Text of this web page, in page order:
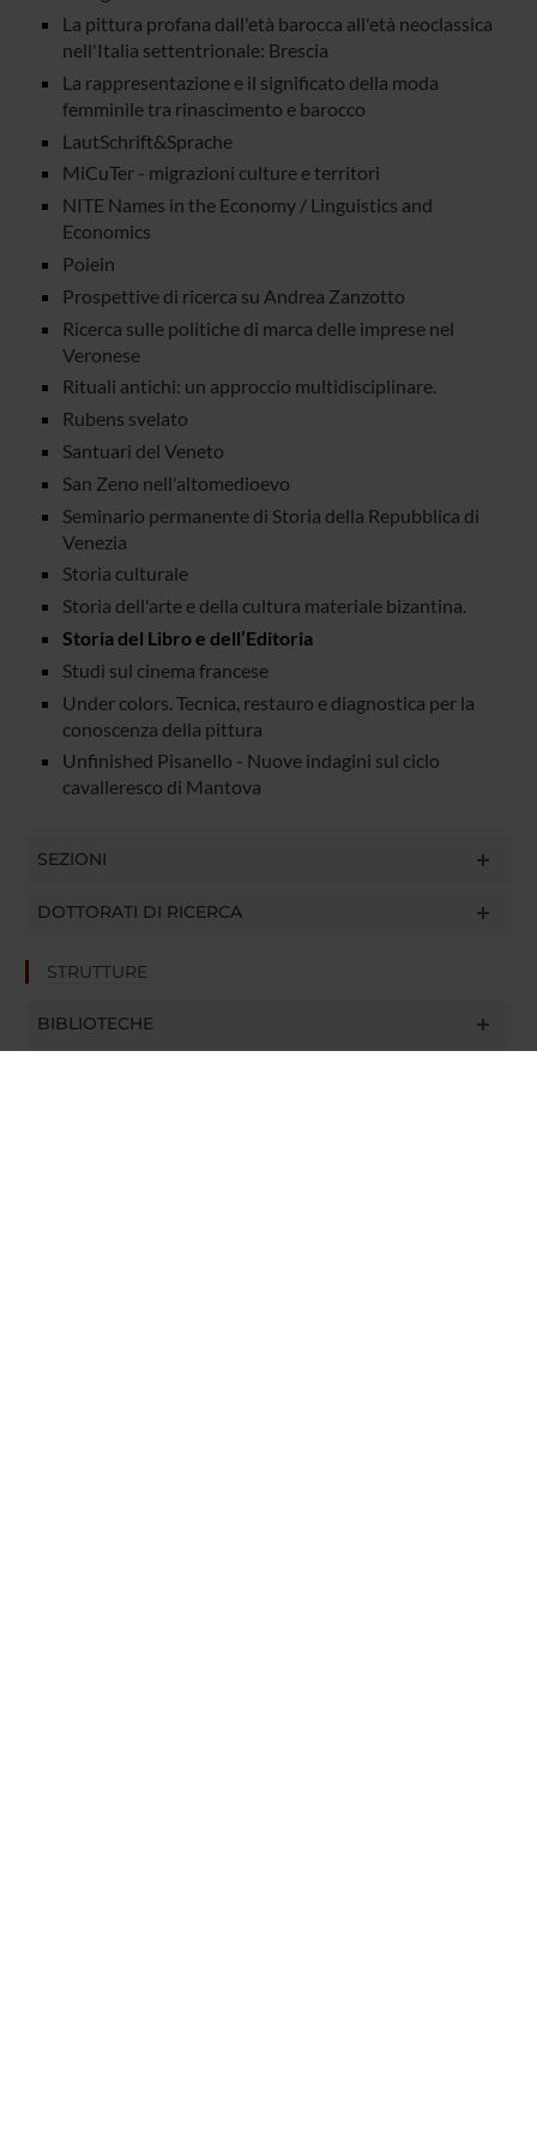
La pittura profana dall'età barocca all'età neoclassica
nell'Italia settentrionale: Brescia
La rappresentazione e il significato della moda
femminile tra rinascimento e barocco
LautSchrift&Sprache
MiCuTer - migrazioni culture e territori
NITE Names in the Economy / Linguistics and
Economics
Poiein
Prospettive di ricerca su Andrea Zanzotto
Ricerca sulle politiche di marca delle imprese nel
Veronese
Rituali antichi: un approccio multidisciplinare.
Rubens svelato
Santuari del Veneto
San Zeno nell'altomedioevo
Seminario permanente di Storia della Repubblica di
Venezia
Storia culturale
Storia dell'arte e della cultura materiale bizantina.
Storia del Libro e dell’Editoria
Studi sul cinema francese
Under colors. Tecnica, restauro e diagnostica per la
conoscenza della pittura
Unfinished Pisanello - Nuove indagini sul ciclo
cavalleresco di Mantova
SEZIONI
DOTTORATI DI RICERCA
STRUTTURE
BIBLIOTECHE